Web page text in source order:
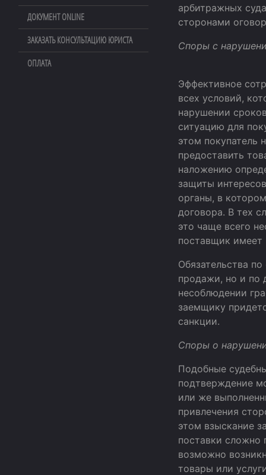
арбитражных
сторонами
Споры с
Эффективное
всех условий,
нарушении
ситуацию для
этом покупатель
предоставить
наложению
защиты
органы, в
договора. В тех
это чаще всего
поставщик имеет
Обязательства
продажи, но и по
несоблюдении
заемщику
санкции.
Споры о
Подобные
подтверждение
или же
привлечения
этом взыскание
поставки сложно
возможно
товары или
ДОКУМЕНТ ONLINE
ЗАКАЗАТЬ КОНСУЛЬТАЦИЮ ЮРИСТА
ОПЛАТА